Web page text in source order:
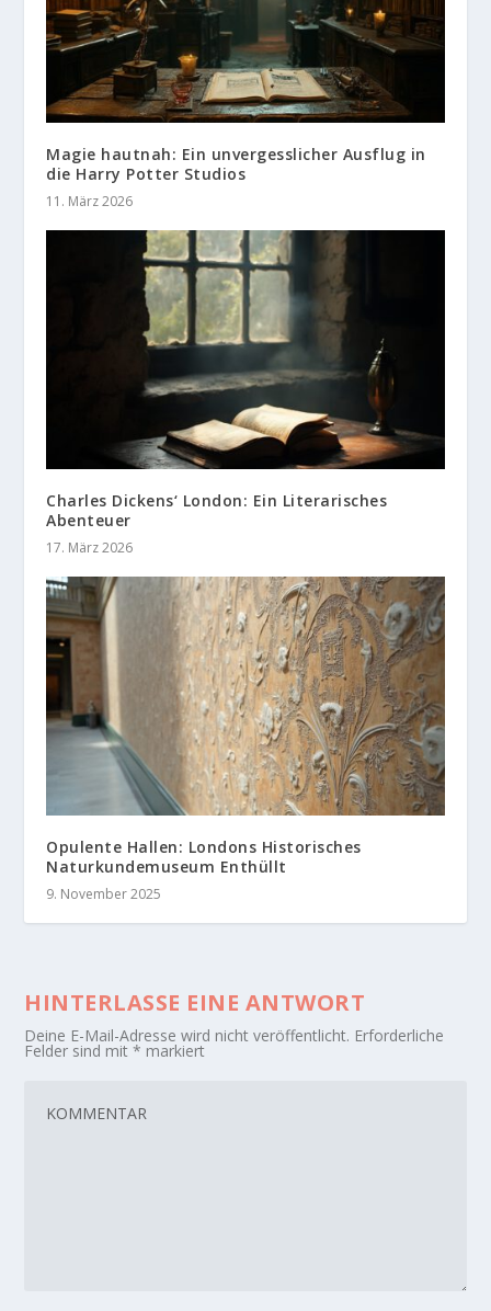
Magie hautnah: Ein unvergesslicher Ausflug in
die Harry Potter Studios
11. März 2026
Charles Dickens‘ London: Ein Literarisches
Abenteuer
17. März 2026
Opulente Hallen: Londons Historisches
Naturkundemuseum Enthüllt
9. November 2025
HINTERLASSE EINE ANTWORT
Deine E-Mail-Adresse wird nicht veröffentlicht. Erforderliche
Felder sind mit* markiert